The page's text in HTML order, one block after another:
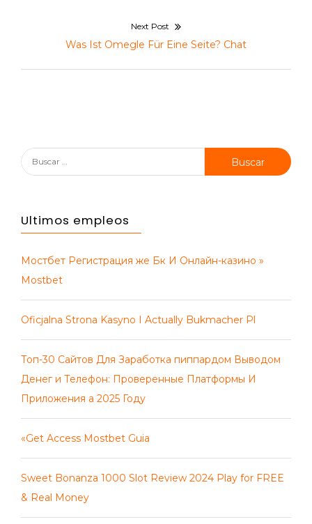
Next Post
Next
Was Ist Omegle Für Eine Seite? Chat
Buscar:
Ultimos empleos
Мостбет Регистрация же Бк И Онлайн-казино »
Mostbet
Oficjalna Strona Kasyno I Actually Bukmacher Pl
Топ-30 Сайтов Для Заработка пиппардом Выводом
Денег и Телефон: Проверенные Платформы И
Приложения а 2025 Году
«Get Access Mostbet Guia
Sweet Bonanza 1000 Slot Review 2024 Play for FREE
& Real Money